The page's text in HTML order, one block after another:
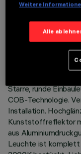
Starre, runde
COB-Technologie.
Installation.
Kunststoffreflektor
aus
Leuchte ist komplett
Weitere
Alle